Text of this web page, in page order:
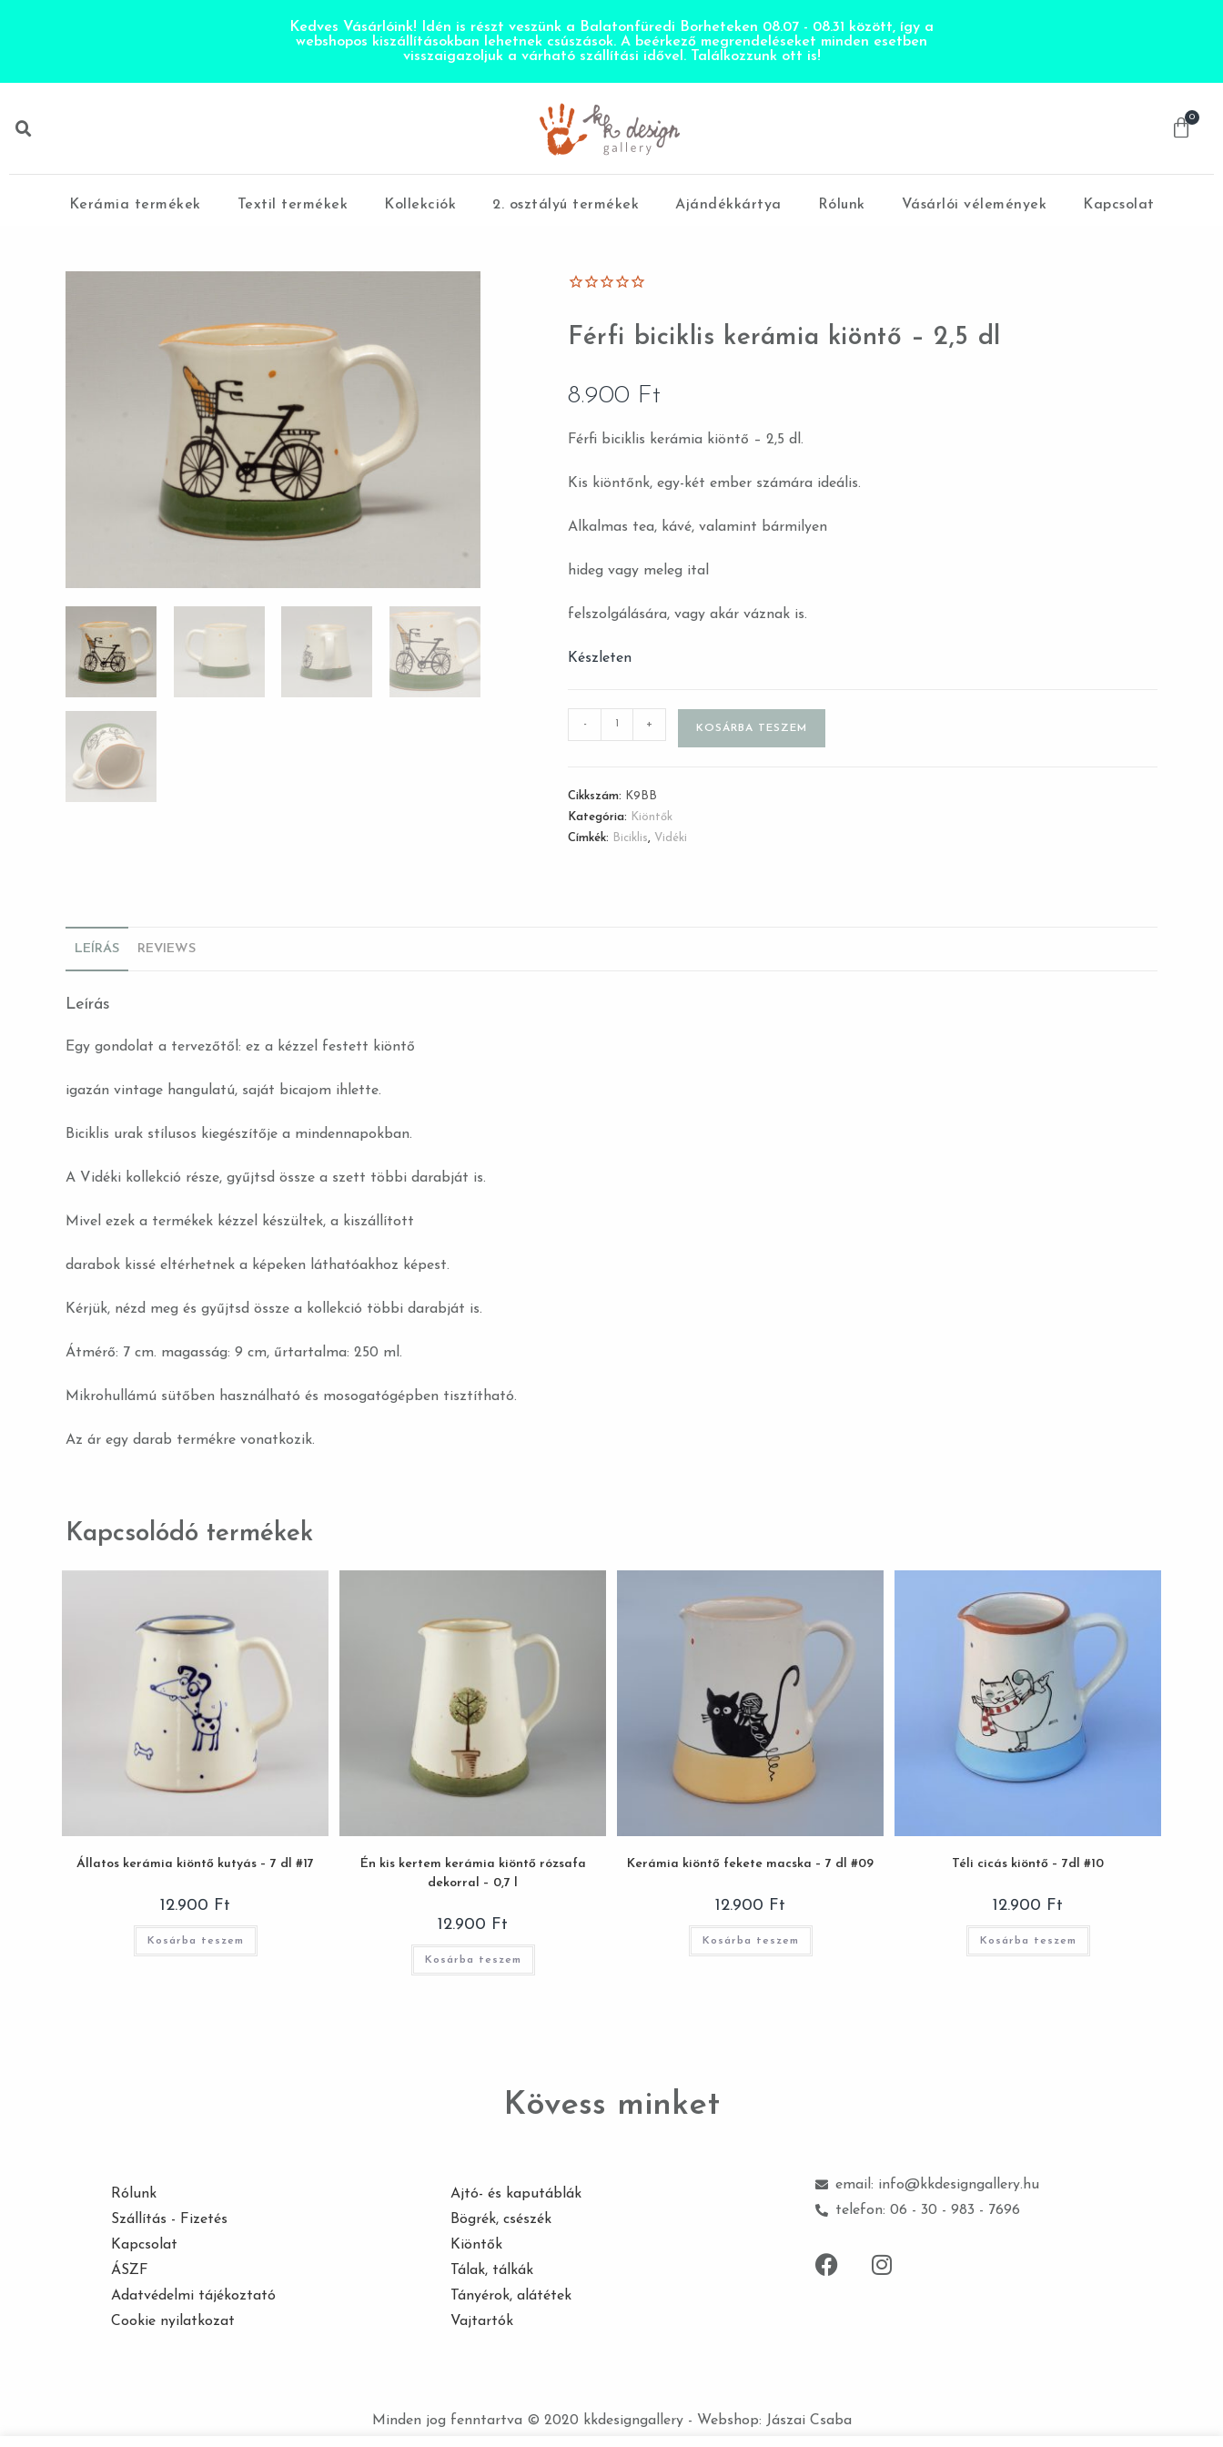
Kedves Vásárlóink! Idén is részt veszünk a Balatonfüredi Borheteken 08.07 - 08.31 között, így a
webshopos kiszállításokban lehetnek csúszások. A beérkező megrendeléseket minden esetben
visszaigazoljuk a várható szállítási idővel. Találkozzunk ott is!
0
Kerámia termékek Textil termékek Kollekciók 2. osztályú termékek Ajándékkártya Rólunk Vásárlói vélemények Kapcsolat
Férfi biciklis kerámia kiöntő – 2,5 dl
8.900 Ft
Férfi biciklis kerámia kiöntő – 2,5 dl.
Kis kiöntőnk, egy-két ember számára ideális.
Alkalmas tea, kávé, valamint bármilyen
hideg vagy meleg ital
felszolgálására, vagy akár váznak is.
Készleten
- + KOSÁRBA TESZEM
Cikkszám:
K9BB
Kategória:
Kiöntők
Címkék:
Biciklis, Vidéki
LEÍRÁS REVIEWS
Leírás
Egy gondolat a tervezőtől: ez a kézzel festett kiöntő
igazán vintage hangulatú, saját bicajom ihlette.
Biciklis urak stílusos kiegészítője a mindennapokban.
A Vidéki kollekció része, gyűjtsd össze a szett többi darabját is.
Mivel ezek a termékek kézzel készültek, a kiszállított
darabok kissé eltérhetnek a képeken láthatóakhoz képest.
Kérjük, nézd meg és gyűjtsd össze a kollekció többi darabját is.
Átmérő: 7 cm. magasság: 9 cm, űrtartalma: 250 ml.
Mikrohullámú sütőben használható és mosogatógépben tisztítható.
Az ár egy darab termékre vonatkozik.
Kapcsolódó termékek
Állatos kerámia kiöntő kutyás – 7 dl #17
12.900 Ft
Kosárba teszem
Én kis kertem kerámia kiöntő rózsafa
dekorral – 0,7 l
12.900 Ft
Kosárba teszem
Kerámia kiöntő fekete macska – 7 dl #09
12.900 Ft
Kosárba teszem
Téli cicás kiöntő – 7dl #10
12.900 Ft
Kosárba teszem
Kövess minket
Rólunk
Szállítás - Fizetés
Kapcsolat
ÁSZF
Adatvédelmi tájékoztató
Cookie nyilatkozat
Ajtó- és kaputáblák
Bögrék, csészék
Kiöntők
Tálak, tálkák
Tányérok, alátétek
Vajtartók
email: info@kkdesigngallery.hu
telefon: 06 - 30 - 983 - 7696
Minden jog fenntartva © 2020 kkdesigngallery - Webshop: Jászai Csaba